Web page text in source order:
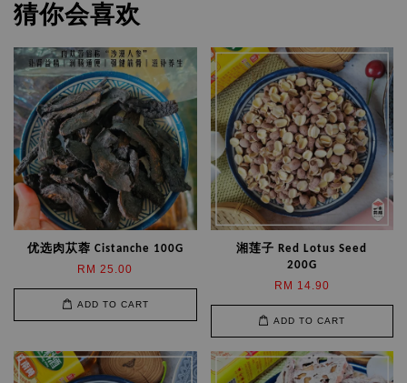
猜你会喜欢
优选肉苁蓉 Cistanche 100G
RM 25.00
ADD TO CART
湘莲子 Red Lotus Seed
200G
RM 14.90
ADD TO CART